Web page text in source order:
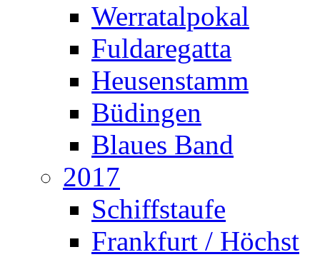
Werratalpokal
Fuldaregatta
Heusenstamm
Büdingen
Blaues Band
2017
Schiffstaufe
Frankfurt / Höchst